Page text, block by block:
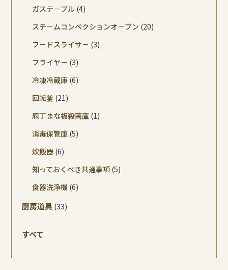
ガステ－ブル (4)
スチ－ムコンベクションオ－ブン (20)
フ－ドスライサ－ (3)
フライヤ－ (3)
冷凍冷蔵庫 (6)
回転釜 (21)
庖丁まな板殺菌庫 (1)
消毒保管庫 (5)
炊飯器 (6)
知っておくべき共通事項 (5)
食器洗浄機 (6)
厨房道具 (33)
すべて